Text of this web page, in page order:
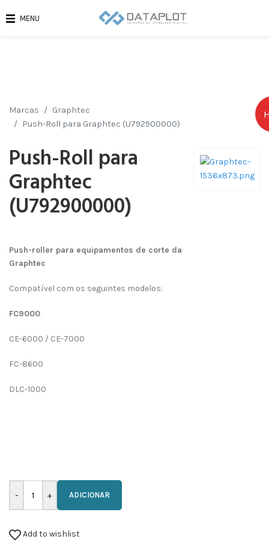
MENU
Marcas
Graphtec
Push-Roll para Graphtec (U792900000)
Push-Roll para
Graphtec
(U792900000)
Push-roller para equipamentos de corte da
Graphtec
Compatível com os seguintes modelos:
FC9000
CE-6000 / CE-7000
FC-8600
DLC-1000
ADICIONAR
Add to wishlist